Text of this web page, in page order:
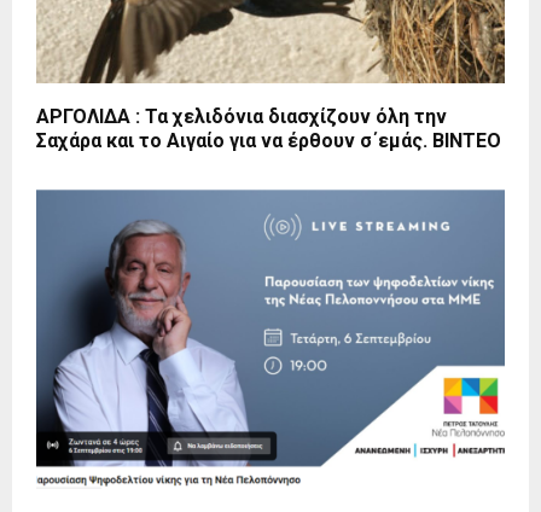
ΑΡΓΟΛΙΔΑ : Τα χελιδόνια διασχίζουν όλη την
Σαχάρα και το Αιγαίο για να έρθουν σ΄εμάς. ΒΙΝΤΕΟ